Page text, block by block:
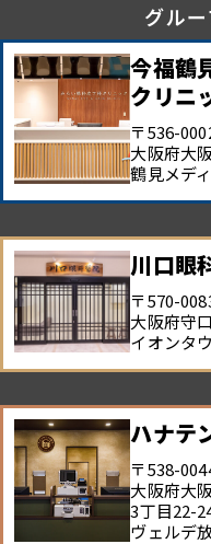
グル
今福鶴
クリニ
〒536-
大阪府大
鶴見メデ
川口眼
〒570-
大阪府守
イオンタ
ハナテ
〒538-
大阪府大
3丁目22-
ヴェルデ